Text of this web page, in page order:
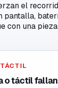
el
pantalla,
con una
o táctil